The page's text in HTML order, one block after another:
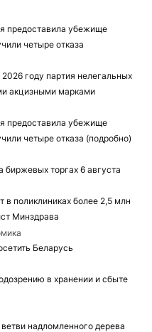
предоставила убежище
четыре отказа
году партия нелегальных
акцизными марками
предоставила убежище
четыре отказа (подробно)
торгах 6 августа
поликлиниках более 2,5 млн
Минздрава
Беларусь
в хранении и сбыте
надломленного дерева